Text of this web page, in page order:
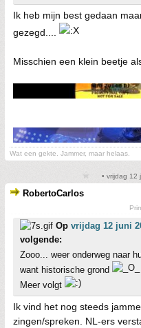
Ik heb mijn best gedaan
gezegd....
Misschien een klein beetje
Wat een gekte. Jammer, maar helaas.
• vrijdag 12
RobertoCarlos
Op vrijdag 12 juni
volgende:
Zooo... weer onderweg naar
want historische grond
Meer volgt
Ik vind het nog steeds
zingen/spreken. NL-ers